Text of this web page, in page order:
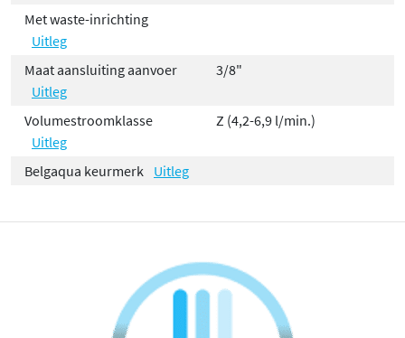
Met waste-inrichting
Uitleg
Maat aansluiting aanvoer
Uitleg
3/8"
Volumestroomklasse
Uitleg
Z (4,2-6,9 l/min.)
Belgaqua keurmerk Uitleg